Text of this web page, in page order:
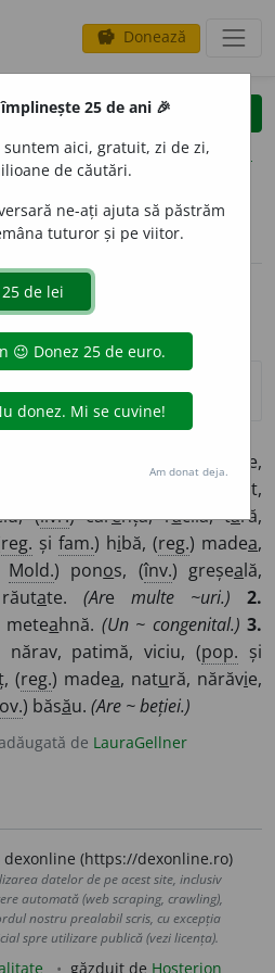
savings Donează
clear
opțiuni
volume_up (15)
deficiență, imperfecțiune,
meteahnă, neajuns, păcat,
(livr.) carență, racilă, tară,
reg. și fam.) hibă, (reg.) madea,
Mold.) ponos, (înv.) greșeală,
ate. (Are multe ~uri.)
2.
meteahnă. (Un ~ congenital.) 3.
nărav, patimă, viciu, (pop. și
(reg.) madea, natură, nărăvie,
) băsău. (Are ~ beției.)
de LauraGellner
(https://dexonline.ro)
datelor de pe acest site, inclusiv
automată (web scraping, crawling),
nostru prealabil scris, cu excepția
spre utilizare publică (vezi licența).
găzduit de Hosterion
împlinește 25 de ani 🎉
aici, gratuit, zi de zi,
de căutări.
ne-ați ajuta să păstrăm
tuturor și pe viitor.
Am donat deja.